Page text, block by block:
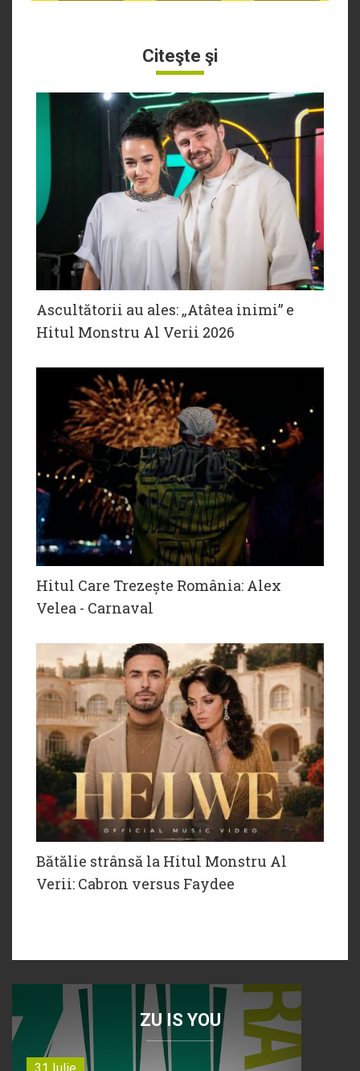
Citeşte şi
Ascultătorii au ales: „Atâtea inimi” e
Hitul Monstru Al Verii 2026
Hitul Care Trezește România: Alex
Velea - Carnaval
Bătălie strânsă la Hitul Monstru Al
Verii: Cabron versus Faydee
ZU IS YOU
31 Iulie